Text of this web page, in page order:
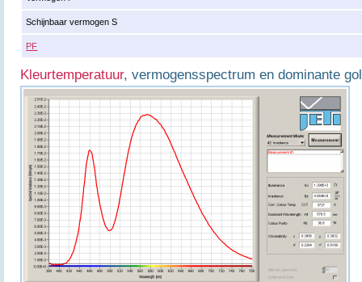
Schijnbaar vermogen S
PF
Kleurtemperatuur, vermogensspectrum en dominante